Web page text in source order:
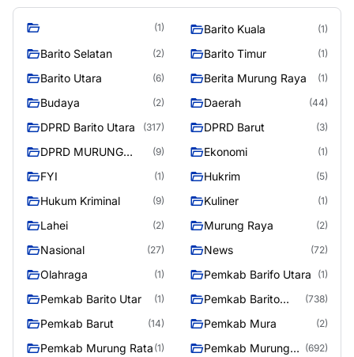
(1) Barito Kuala (1)
Barito Selatan (2) Barito Timur (1)
Barito Utara (6) Berita Murung Raya (1)
Budaya (2) Daerah (44)
DPRD Barito Utara (317) DPRD Barut (3)
DPRD MURUNG
RAYA
(9) Ekonomi (1)
FYI (1) Hukrim (5)
Hukum Kriminal (9) Kuliner (1)
Lahei (2) Murung Raya (2)
Nasional (27) News (72)
Olahraga (1) Pemkab Barifo Utara (1)
Pemkab Barito Utar (1)
Pemkab Barito
Utara
(738)
Pemkab Barut (14) Pemkab Mura (2)
Pemkab Murung Rata (1)
Pemkab Murung
(692)